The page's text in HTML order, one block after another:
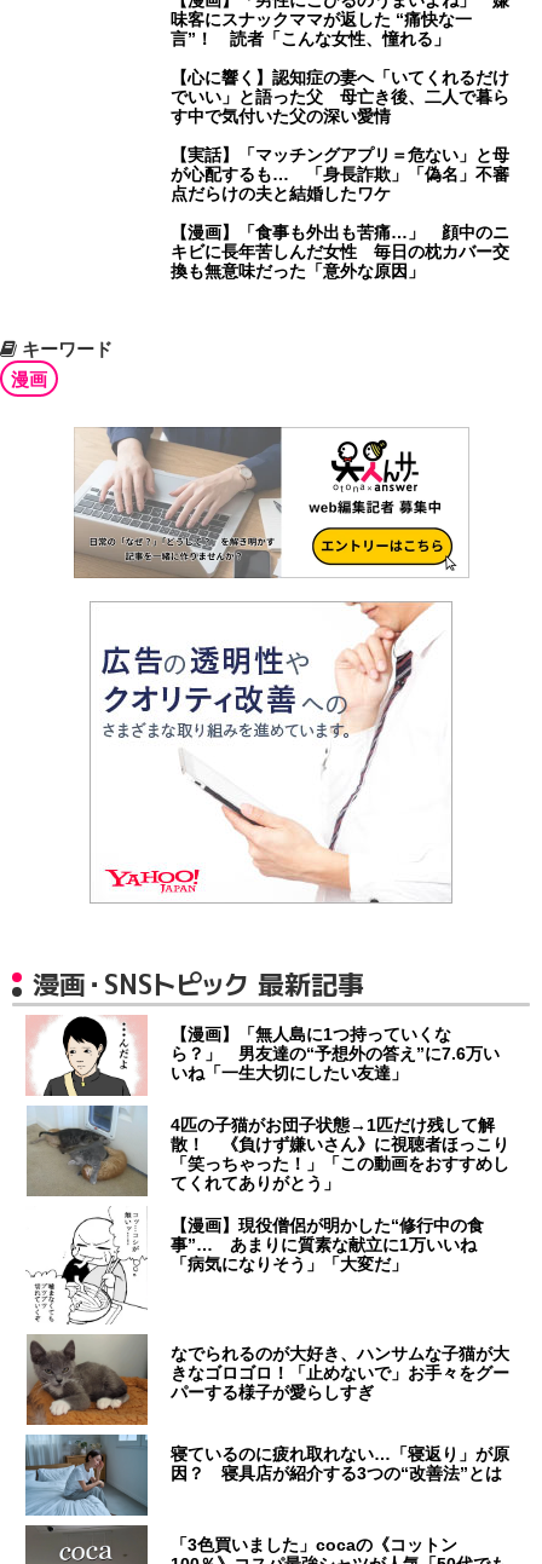
味客にスナックママが返した “痛快な一
言”！ 読者「こんな女性、憧れる」
【心に響く】認知症の妻へ「いてくれるだけ
でいい」と語った父 母亡き後、二人で暮ら
す中で気付いた父の深い愛情
【実話】「マッチングアプリ＝危ない」と母
が心配するも… 「身長詐欺」「偽名」不審
点だらけの夫と結婚したワケ
【漫画】「食事も外出も苦痛…」 顔中のニ
キビに長年苦しんだ女性 毎日の枕カバー交
換も無意味だった「意外な原因」
キーワード
漫画
漫画・SNSトピック 最新記事
【漫画】「無人島に1つ持っていくな
ら？」 男友達の“予想外の答え”に7.6万い
いね「一生大切にしたい友達」
4匹の子猫がお団子状態→1匹だけ残して解
散！ 《負けず嫌いさん》に視聴者ほっこり
「笑っちゃった！」「この動画をおすすめし
てくれてありがとう」
【漫画】現役僧侶が明かした“修行中の食
事”… あまりに質素な献立に1万いいね
「病気になりそう」「大変だ」
なでられるのが大好き、ハンサムな子猫が大
きなゴロゴロ！「止めないで」お手々をグー
パーする様子が愛らしすぎ
寝ているのに疲れ取れない…「寝返り」が原
因？ 寝具店が紹介する3つの“改善法”とは
「3色買いました」cocaの《コットン